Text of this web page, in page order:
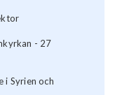
- 27
i Syrien och